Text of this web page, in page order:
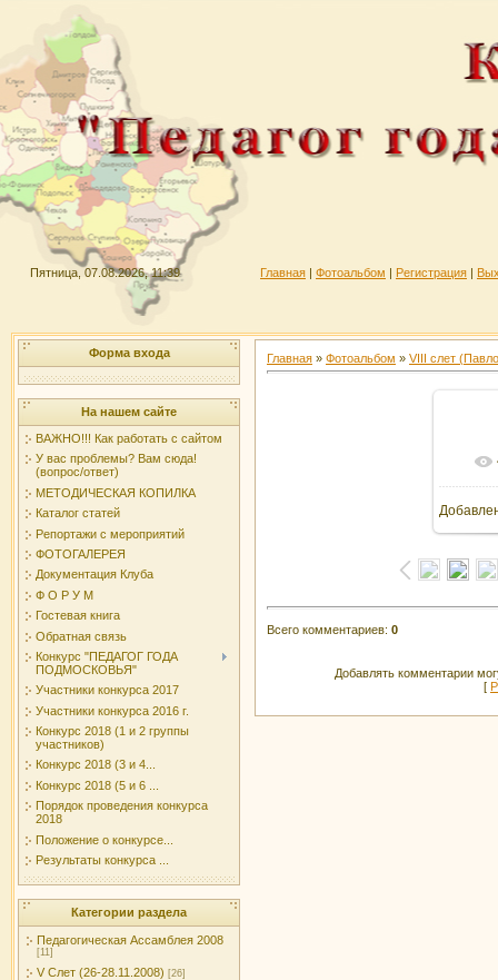
Пятница, 07.08.2026, 11:39 Главная | Фотоальбом | Регистрация |
Форма входа
На нашем сайте
ВАЖНО!!! Как работать с сайтом
У вас проблемы? Вам сюда!
(вопрос/ответ)
МЕТОДИЧЕСКАЯ КОПИЛКА
Каталог статей
Репортажи с мероприятий
ФОТОГАЛЕРЕЯ
Документация Клуба
Ф О Р У М
Гостевая книга
Обратная связь
Конкурс "ПЕДАГОГ ГОДА
ПОДМОСКОВЬЯ"
Участники конкурса 2017
Участники конкурса 2016 г.
Конкурс 2018 (1 и 2 группы
участников)
Конкурс 2018 (3 и 4...
Конкурс 2018 (5 и 6 ...
Порядок проведения конкурса
2018
Положение о конкурсе...
Результаты конкурса ...
Категории раздела
Педагогическая Ассамблея 2008
[11]
V Слет (26-28.11.2008) [26]
Главная » Фотоальбом » VIII слет
Всего комментариев: 0
Добавлять комментарии
[